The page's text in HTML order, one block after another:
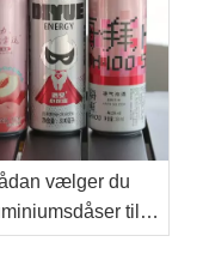
vælger du
til
private label